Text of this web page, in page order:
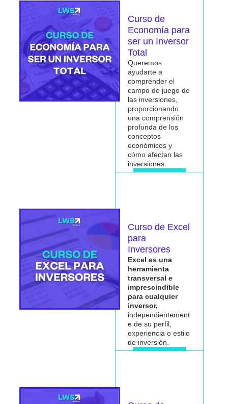
Curso de
Economía para
ser un Inversor
Total
Queremos
ayudarte a
comprender el
campo de juego de
las inversiones,
proporcionando
una comprensión
profunda de los
conceptos
económicos y
cómo afectan las
inversiones.
Curso de Excel
para
Inversores
Excel es una
herramienta
transversal e
imprescindible
para cualquier
inversor,
independientement
e de su perfil,
experiencia o estilo
de inversión.